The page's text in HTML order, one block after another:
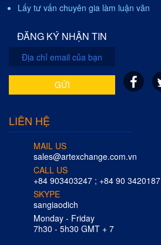
Lấy tư vấn chuyên gia làm luận văn
ĐĂNG KÝ NHẬN TIN
GỬI
LIÊN HỆ
MAIL US
sales@artexchange.com.vn
CALL US
+84 903403247 ; +84 90 3420187
SKYPE
sangiaodich
Monday - Friday
7h30 - 5h30 GMT + 7